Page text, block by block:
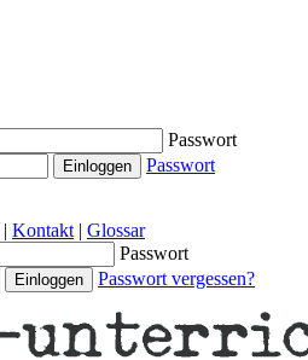
Passwort
Passwort
| Kontakt | Glossar
Passwort
Passwort vergessen?